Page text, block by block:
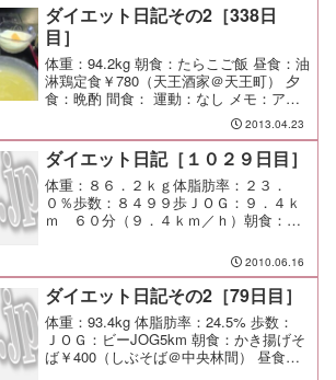
ダイエット日記その2［338日
目］
体重：94.2kg 朝食：たらこご飯 昼食：油
淋鶏定食￥780（天王酒家＠天王町） 夕
食：晩酌 間食： 運動：なし メモ：アヒ
ージョは生海老じゃないと美味しくない
2013.04.23
ダイエット日記［１０２９日目］
体重：８６．２ｋｇ体脂肪率：２３．
０％歩数：８４９９歩ＪＯＧ：９．４ｋ
ｍ ６０分（９．４ｋｍ／ｈ）朝食：冷
（西友＠市が尾）半額で￥１４９夕食：
なし間食：メモ：長Ｔで走ったら暑くて
目まいが・・・
2010.06.16
ダイエット日記その2［79日目］
体重：93.4kg 体脂肪率：24.5% 歩数：
ＪＯＧ：ビーJOG5km 朝食：かき揚げそ
ば￥400（しぶそば＠中央林間） 昼食：